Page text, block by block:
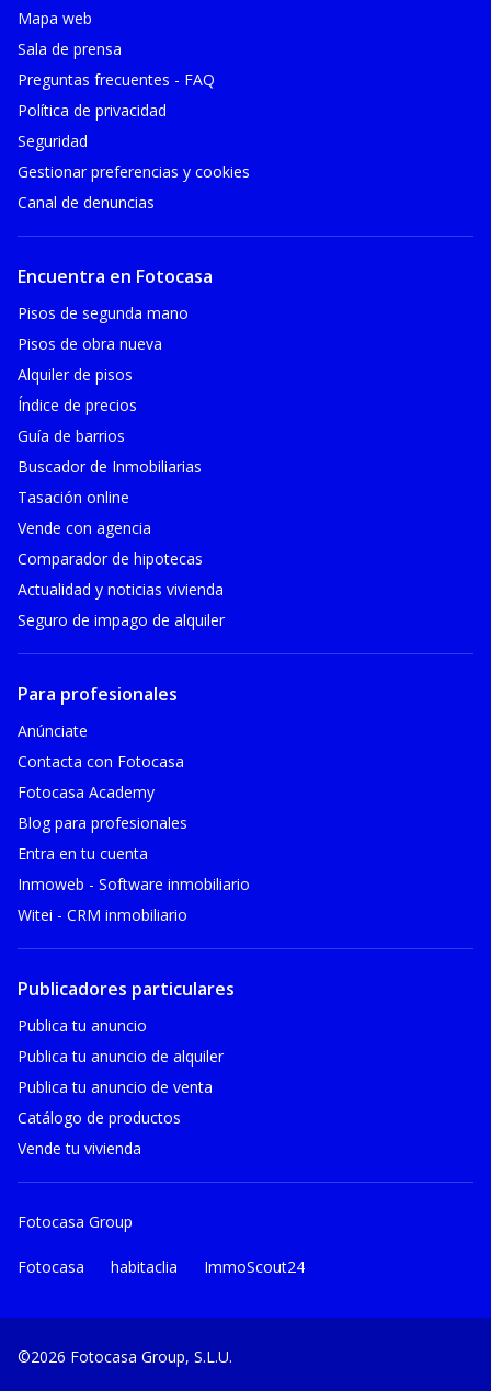
Mapa web
Sala de prensa
Preguntas frecuentes - FAQ
Política de privacidad
Seguridad
Gestionar preferencias y cookies
Canal de denuncias
Encuentra en Fotocasa
Pisos de segunda mano
Pisos de obra nueva
Alquiler de pisos
Índice de precios
Guía de barrios
Buscador de Inmobiliarias
Tasación online
Vende con agencia
Comparador de hipotecas
Actualidad y noticias vivienda
Seguro de impago de alquiler
Para profesionales
Anúnciate
Contacta con Fotocasa
Fotocasa Academy
Blog para profesionales
Entra en tu cuenta
Inmoweb - Software inmobiliario
Witei - CRM inmobiliario
Publicadores particulares
Publica tu anuncio
Publica tu anuncio de alquiler
Publica tu anuncio de venta
Catálogo de productos
Vende tu vivienda
Fotocasa Group
Fotocasa habitaclia ImmoScout24
©2026 Fotocasa Group, S.L.U.